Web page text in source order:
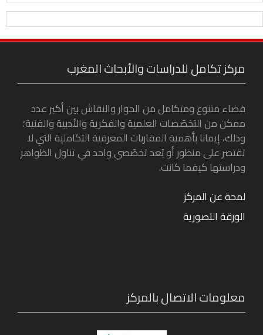
مركز تكامل للدراسات والأبحاث المغرب
فضاء متنوع ومتكامل من الحوار والنقاش بين أكبر عدد
ممكن من التخصّصات العلمية والفكرية والأدبية والفنية؛
وذلك، إيمانا بأهمية المقاربات المعرفية التكاملية التي لا
تقتصر على منظور أو بُعد تخصّصي واحد في تناول الظواهر
ودراستها كيفما كانت.
لمحة عن المركز
الورقة التصورية
معلومات الاتصال بالمركز